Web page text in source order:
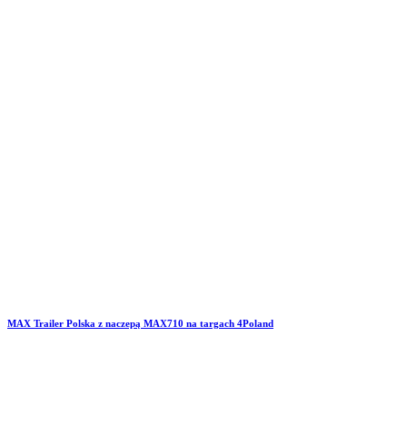
MAX Trailer Polska z naczepą MAX710 na targach 4Poland